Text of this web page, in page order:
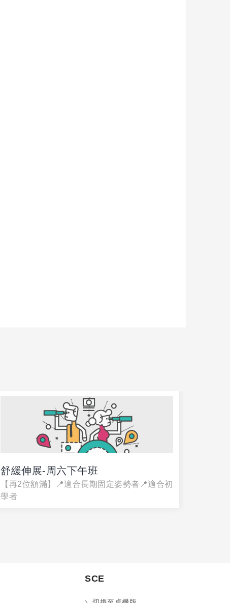
舒緩伸展-周六下午班
【再2位額滿】📍適合長期固定姿勢者📍適合初
學者
SCE